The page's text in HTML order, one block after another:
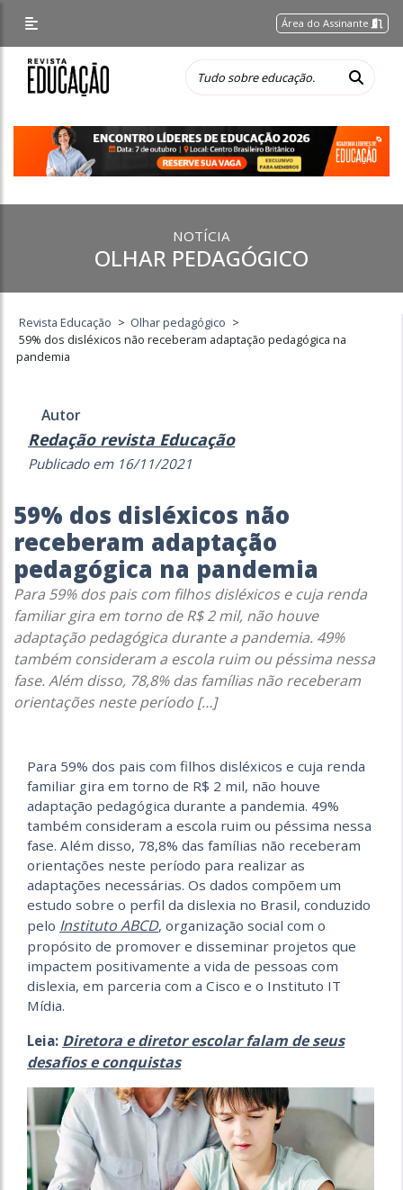
Área do Assinante
NOTÍCIA
OLHAR PEDAGÓGICO
Revista Educação > Olhar pedagógico >
59% dos disléxicos não receberam adaptação pedagógica na
pandemia
Autor
Redação revista Educação
Publicado em 16/11/2021
59% dos disléxicos não
receberam adaptação
pedagógica na pandemia
Para 59% dos pais com filhos disléxicos e cuja renda
familiar gira em torno de R$ 2 mil, não houve
adaptação pedagógica durante a pandemia. 49%
também consideram a escola ruim ou péssima nessa
fase. Além disso, 78,8% das famílias não receberam
orientações neste período […]
Para 59% dos pais com filhos disléxicos e cuja renda
familiar gira em torno de R$ 2 mil, não houve
adaptação pedagógica durante a pandemia. 49%
também consideram a escola ruim ou péssima nessa
fase. Além disso, 78,8% das famílias não receberam
orientações neste período para realizar as
adaptações necessárias. Os dados compõem um
estudo sobre o perfil da dislexia no Brasil, conduzido
pelo Instituto ABCD, organização social com o
propósito de promover e disseminar projetos que
impactem positivamente a vida de pessoas com
dislexia, em parceria com a Cisco e o Instituto IT
Mídia.
Leia: Diretora e diretor escolar falam de seus
desafios e conquistas